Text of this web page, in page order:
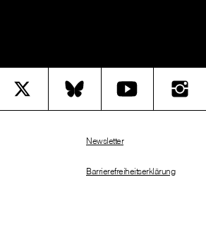
Newsletter
Barrierefreiheitserklärung